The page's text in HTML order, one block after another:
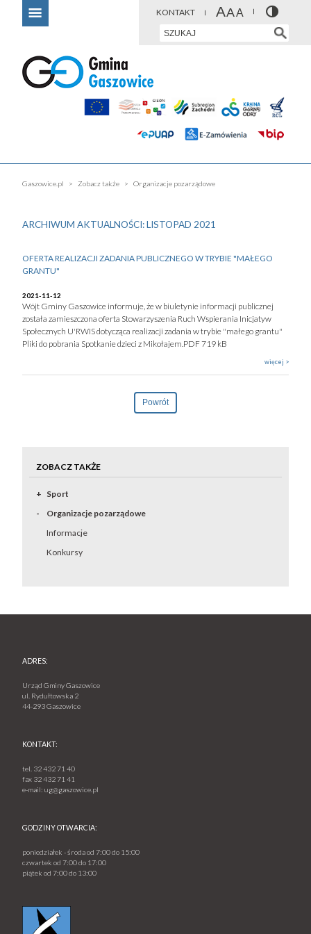
KONTAKT
Gaszowice.pl Zobacz także Organizacje pozarządowe
ARCHIWUM AKTUALNOŚCI: LISTOPAD 2021
OFERTA REALIZACJI ZADANIA PUBLICZNEGO W TRYBIE "MAŁEGO
GRANTU"
2021-11-12
Wójt Gminy Gaszowice informuje, że w biuletynie informacji publicznej
została zamieszczona oferta Stowarzyszenia Ruch Wspierania Inicjatyw
Społecznych U'RWIS dotycząca realizacji zadania w trybie "małego grantu"
Pliki do pobrania Spotkanie dzieci z Mikołajem.PDF 719 kB
więcej >
Powrót
ZOBACZ TAKŻE
Sport
Organizacje pozarządowe
Informacje
Konkursy
ADRES:
Urząd Gminy Gaszowice
ul. Rydułtowska 2
44-293 Gaszowice
KONTAKT:
tel. 32 432 71 40
fax 32 432 71 41
e-mail:ug@gaszowice.pl
GODZINY OTWARCIA:
poniedziałek - środa od 7:00 do 15:00
czwartek od 7:00 do 17:00
piątek od 7:00 do 13:00